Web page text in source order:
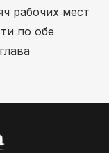
рабочих мест
по обе